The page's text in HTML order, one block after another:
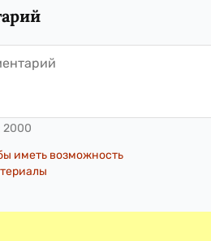
2000
иметь возможность